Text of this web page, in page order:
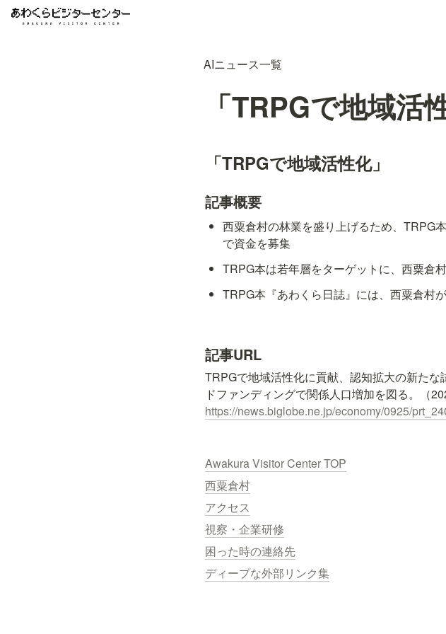
AIニュース一覧
「TRPGで地域活
「TRPGで地域活性化」
記事概要
西粟倉村の林業を盛り上げるため、TRPG
で資金を募集
TRPG本は若年層をターゲットに、西粟倉
TRPG本『あわくら日誌』には、西粟倉村
記事URL
TRPGで地域活性化に貢献、認知拡大の新た
https://news.biglobe.ne.jp/economy/0925/
Awakura Visitor Center TOP
西粟倉村
アクセス
視察・企業研修
困った時の連絡先
ディープな外部リンク集